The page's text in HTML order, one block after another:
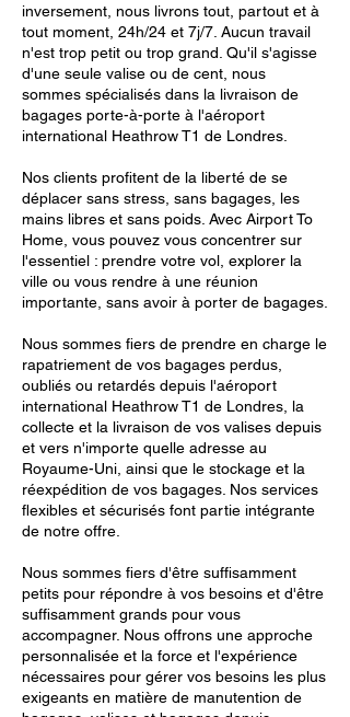
inversement, nous livrons tout, partout et à
tout moment, 24h/24 et 7j/7. Aucun travail
n'est trop petit ou trop grand. Qu'il s'agisse
d'une seule valise ou de cent, nous
sommes spécialisés dans la livraison de
bagages porte-à-porte à l'aéroport
international Heathrow T1 de Londres.
Nos clients profitent de la liberté de se
déplacer sans stress, sans bagages, les
mains libres et sans poids. Avec Airport To
Home, vous pouvez vous concentrer sur
l'essentiel : prendre votre vol, explorer la
ville ou vous rendre à une réunion
importante, sans avoir à porter de bagages.
Nous sommes fiers de prendre en charge le
rapatriement de vos bagages perdus,
oubliés ou retardés depuis l'aéroport
international Heathrow T1 de Londres, la
collecte et la livraison de vos valises depuis
et vers n'importe quelle adresse au
Royaume-Uni, ainsi que le stockage et la
réexpédition de vos bagages. Nos services
flexibles et sécurisés font partie intégrante
de notre offre.
Nous sommes fiers d'être suffisamment
petits pour répondre à vos besoins et d'être
suffisamment grands pour vous
accompagner. Nous offrons une approche
personnalisée et la force et l'expérience
nécessaires pour gérer vos besoins les plus
exigeants en matière de manutention de